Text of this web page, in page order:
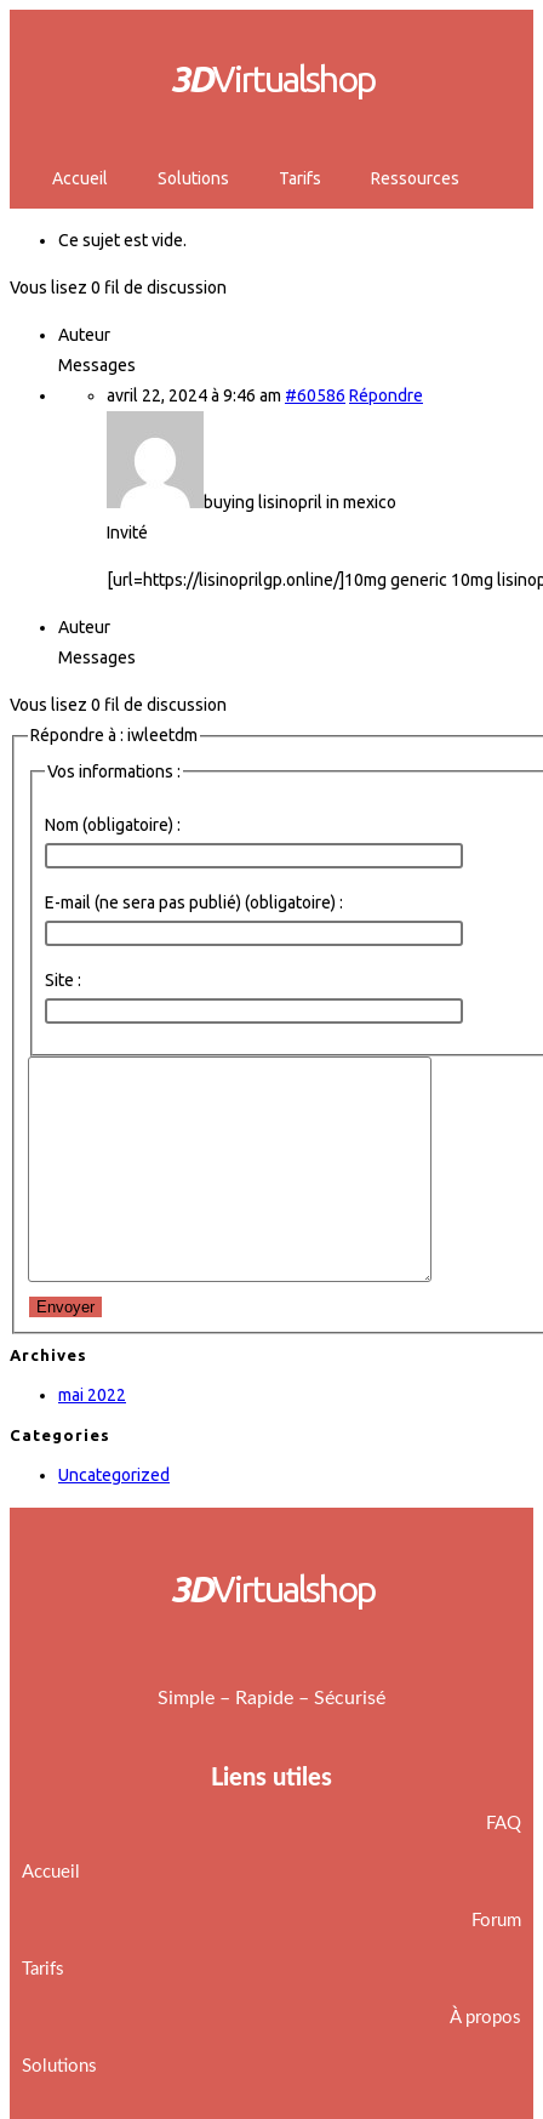
3DVirtualshop
Accueil Solutions Tarifs Ressources
Ce sujet est vide.
Vous lisez 0 fil de discussion
Auteur
Messages
avril 22, 2024 à 9:46 am #60586 Répondre
buying lisinopril in mexico
Invité
[url=https://lisinoprilgp.online/]10mg generic 10mg
Auteur
Messages
Vous lisez 0 fil de discussion
Répondre à : iwleetdm
Vos informations :
Nom (obligatoire) :
E-mail (ne sera pas publié) (obligatoire) :
Site :
Envoyer
Archives
mai 2022
Categories
Uncategorized
3DVirtualshop
Simple – Rapide – Sécurisé
Liens utiles
Accueil
Tarifs
Solutions
FAQ
Forum
À propos